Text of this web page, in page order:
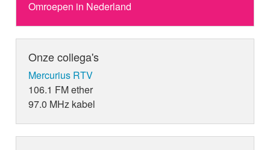
Omroepen in Nederland
Onze collega's
Mercurius RTV
106.1 FM ether
97.0 MHz kabel